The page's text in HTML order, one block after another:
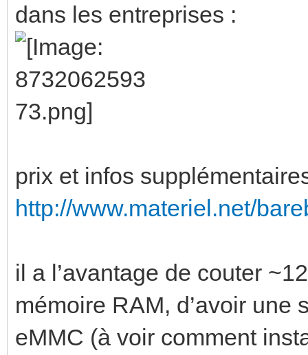
dans les entreprises :
prix et infos
http://www.materiel.net/
il a l’avantage de couter
mémoire RAM, d’avoir une
eMMC (à voir comment